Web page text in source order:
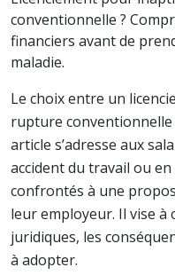
conventionnelle ?
financiers avant de
maladie.
Le choix entre un
rupture conventionnelle
article s’adresse aux
accident du travail ou
confrontés à une
leur employeur. Il vise à
juridiques, les
à adopter.